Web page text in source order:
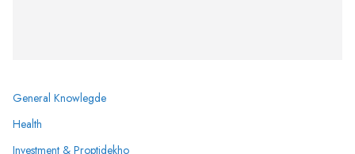
General Knowlegde
Health
Investment & Proptidekho